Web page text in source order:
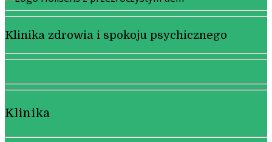
Klinika zdrowia i spokoju psychicznego
Klinika